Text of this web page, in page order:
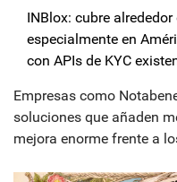
INBlox: cubre
especialmente en
con APIs de KYC
Empresas como
soluciones que añaden
mejora enorme frente a